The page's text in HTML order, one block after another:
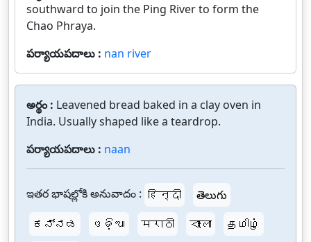
southward to join the Ping River to form the
Chao Phraya.
పర్యాయపదాలు : nan river
అర్థం : Leavened bread baked in a clay oven in
India. Usually shaped like a teardrop.
పర్యాయపదాలు : naan
ఇతర భాషల్లోకి అనువాదం : हिन्दी
తెలుగు
ಕನ್ನಡ
ଓଡ଼ିଆ मराठी বাংলা தமிழ்